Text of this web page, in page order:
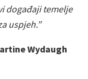
događaji temelje
uspjeh.”
Wydaugh